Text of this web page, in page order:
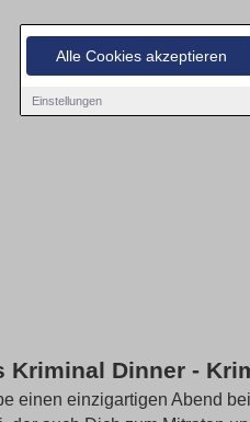
Alle Cookies akzeptieren
Einstellungen
Kriminal Dinner -
einen einzigartigen Abend